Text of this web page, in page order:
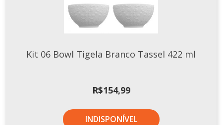
Kit 06 Bowl Tigela Branco Tassel 422 ml
R$154,99
INDISPONÍVEL